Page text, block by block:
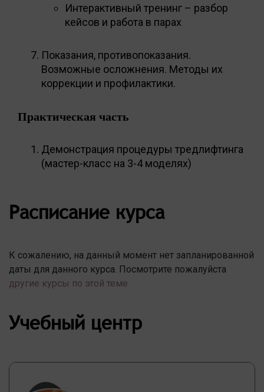
Интерактивный тренинг – разбор
кейсов и работа в парах
Показания, противопоказания.
Возможные осложнения. Методы их
коррекции и профилактики.
Практическая часть
Демонстрация процедуры тредлифтинга
(мастер-класс на 3-4 моделях)
Расписание курса
К сожалению, на данный момент нет запланированной
даты для данного курса. Посмотрите пожалуйста
другие курсы по этой теме
Учебный центр